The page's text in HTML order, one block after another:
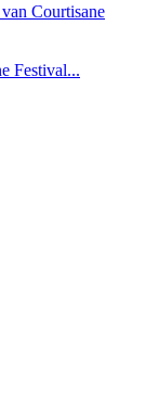
Courtisane
Festival...